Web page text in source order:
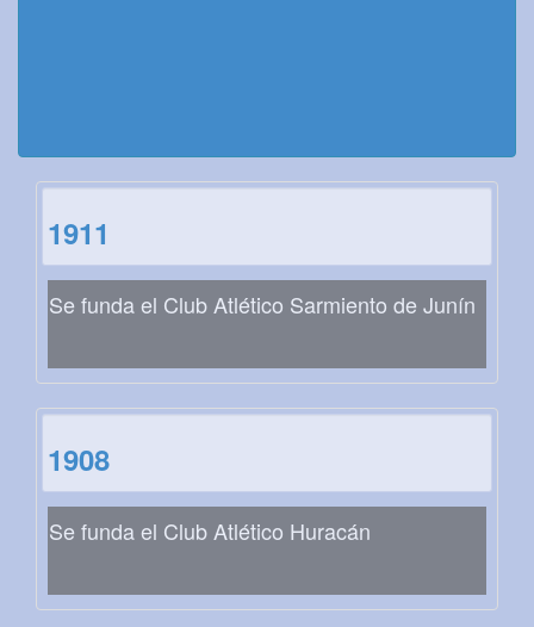
1911
Se funda el Club Atlético Sarmiento de Junín
1908
Se funda el Club Atlético Huracán